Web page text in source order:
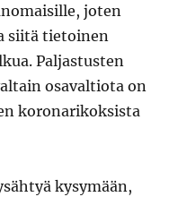
joten
siitä tietoinen
Paljastusten
osavaltiota on
koronarikoksista
kysymään,